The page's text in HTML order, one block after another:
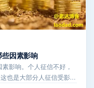
因素影响
影响。个人征信不好，
也是大部分人征信受影响